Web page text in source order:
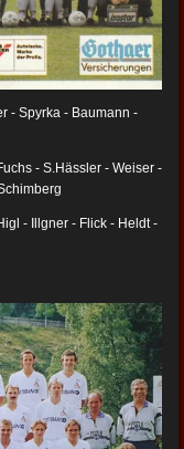
- Spyrka - Baumann -
- S.Hässler - Weiser -
- Illgner - Flick - Heldt -